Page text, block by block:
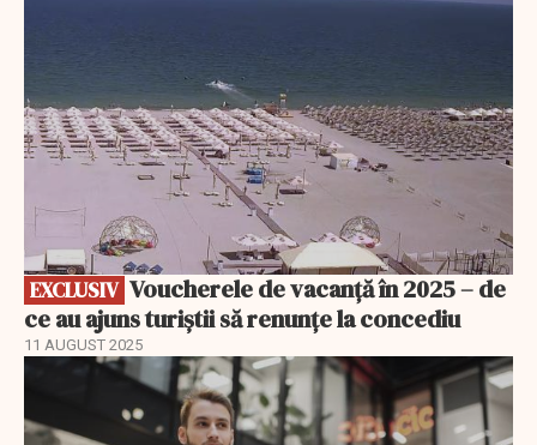
EXCLUSIV
ce au ajuns turiștii să renunțe la concediu
11 AUGUST 2025